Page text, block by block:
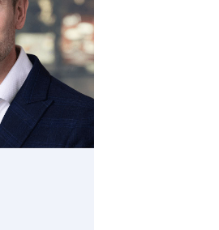
met
ons
op)